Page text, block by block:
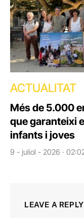
ACTUALITAT
Més de 5.000
que garanteixi
infants i joves
9 - juliol - 2026 ·
LEAVE A REPLY